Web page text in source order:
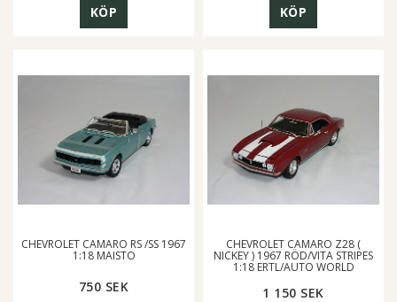
KÖP KÖP
CHEVROLET CAMARO RS /SS 1967
1:18 MAISTO
750 SEK
CHEVROLET CAMARO Z28 (
NICKEY ) 1967 RÖD/VITA STRIPES
1:18 ERTL/AUTO WORLD
1 150 SEK